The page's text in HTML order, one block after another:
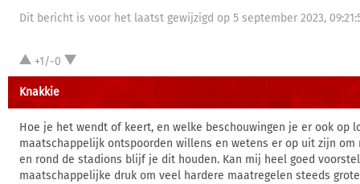
Dit bericht is voor het laatst gewijzigd op 5 september 2023,
+1/-0
Knakkie
Hoe je het wendt of keert, en welke beschouwingen je er ook op
maatschappelijk ontspoorden willens en wetens er op uit zijn
en rond de stadions blijf je dit houden. Kan mij heel goed
maatschappelijke druk om veel hardere maatregelen steeds